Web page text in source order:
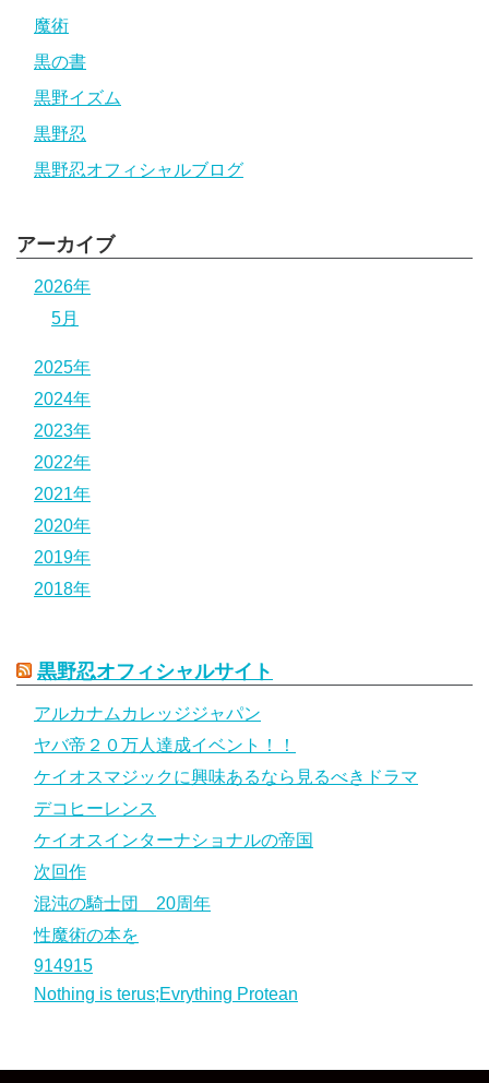
魔術
黒の書
黒野イズム
黒野忍
黒野忍オフィシャルブログ
アーカイブ
2026年
5月
2025年
2024年
2023年
2022年
2021年
2020年
2019年
2018年
黒野忍オフィシャルサイト
アルカナムカレッジジャパン
ヤバ帝２０万人達成イベント！！
ケイオスマジックに興味あるなら見るべきドラマ
デコヒーレンス
ケイオスインターナショナルの帝国
次回作
混沌の騎士団 20周年
性魔術の本を
914915
Nothing is terus;Evrything Protean